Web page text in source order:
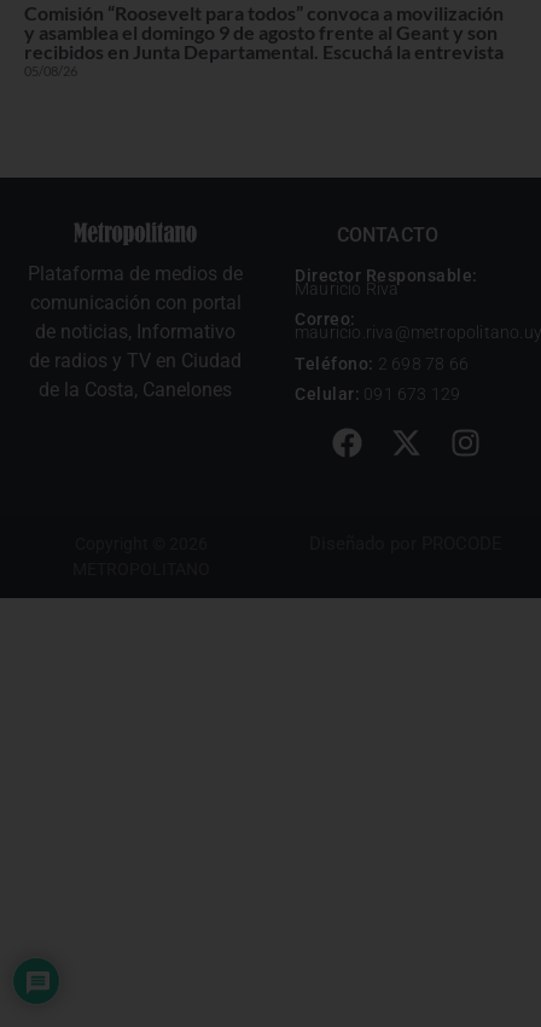
Comisión “Roosevelt para todos” convoca a movilización
y asamblea el domingo 9 de agosto frente al Geant y son
recibidos en Junta Departamental. Escuchá la entrevista
05/08/26
Plataforma de medios de
comunicación con portal
de noticias, Informativo
de radios y TV en Ciudad
de la Costa, Canelones
CONTACTO
Director Responsable:
Mauricio Riva
Correo:
mauricio.riva@metropolitano.uy
Teléfono: 2 698 78 66
Celular: 091 673 129